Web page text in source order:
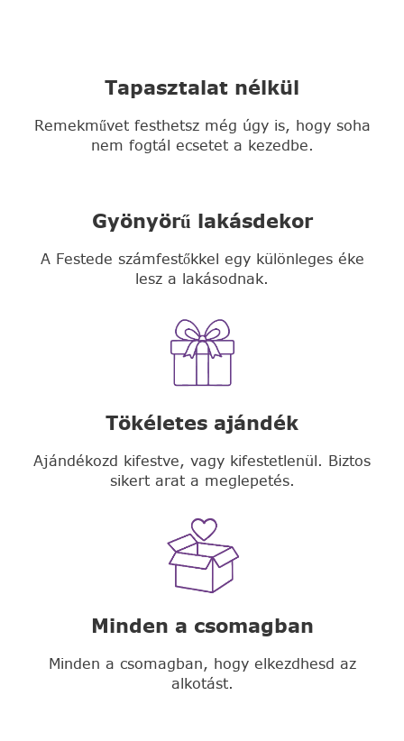
Tapasztalat nélkül
Remekművet festhetsz még úgy is, hogy soha
nem fogtál ecsetet a kezedbe.
Gyönyörű lakásdekor
A Festede számfestőkkel egy különleges éke
lesz a lakásodnak.
Tökéletes ajándék
Ajándékozd kifestve, vagy kifestetlenül. Biztos
sikert arat a meglepetés.
Minden a csomagban
Minden a csomagban, hogy elkezdhesd az
alkotást.